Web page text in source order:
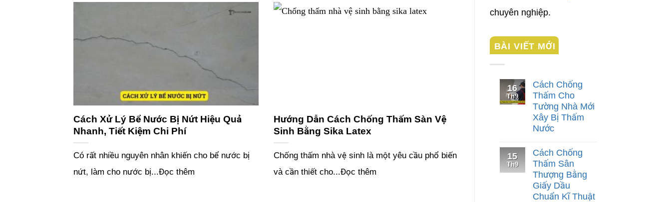
Cách Xử Lý Bể Nước Bị Nứt Hiệu Quả
Nhanh, Tiết Kiệm Chi Phí
Có rất nhiều nguyên nhân khiến cho bể nước bị
nứt, làm cho nước bị...Đọc thêm
Hướng Dẫn Cách Chống Thấm Sàn Vệ
Sinh Bằng Sika Latex
Chống thấm nhà vệ sinh là một yêu cầu phổ biến
và cần thiết cho...Đọc thêm
chuyên nghiệp.
BÀI VIẾT MỚI
16
Th9
Cách Chống
Thấm Cho
Tường Nhà Mới
Xây Bị Thấm
Nước
15
Th9
Cách Chống
Thấm Sân
Thượng Bằng
Giấy Dầu
Chuẩn Kĩ Thuật